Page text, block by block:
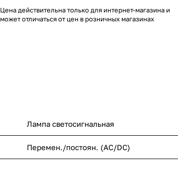
Цена действительна только для интернет-магазина и
может отличаться от цен в розничных магазинах
Лампа светосигнальная
Перемен./постоян. (AC/DC)